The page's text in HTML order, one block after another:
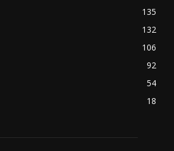
135
132
106
92
54
18